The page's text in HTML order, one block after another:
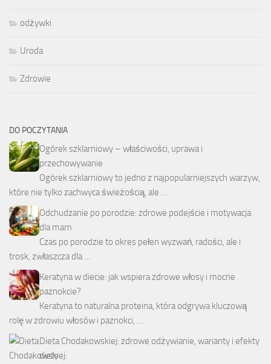
odżywki
Uroda
Zdrowie
DO POCZYTANIA
Ogórek szklarniowy – właściwości, uprawa i
przechowywanie
Ogórek szklarniowy to jedno z najpopularniejszych warzyw,
które nie tylko zachwyca świeżością, ale …
Odchudzanie po porodzie: zdrowe podejście i motywacja
dla mam
Czas po porodzie to okres pełen wyzwań, radości, ale i
trosk, zwłaszcza dla …
Keratyna w diecie: jak wspiera zdrowe włosy i mocne
paznokcie?
Keratyna to naturalna proteina, która odgrywa kluczową
rolę w zdrowiu włosów i paznokci, …
Dieta Chodakowskiej: zdrowe odżywianie, warianty i efekty
diety